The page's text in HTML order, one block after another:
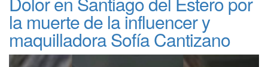
la muerte de la influencer y
maquilladora Sofía Cantizano